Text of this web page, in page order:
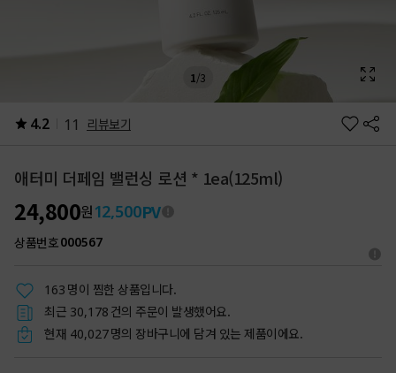
1/3
4.2 11 리뷰보기
애터미 더페임 밸런싱 로션 * 1ea(125ml)
24,800원12,500PV
상품번호000567
163 명이 찜한 상품입니다.
최근 30,178 건의 주문이 발생했어요.
현재 40,027명의 장바구니에 담겨 있는 제품이에요.